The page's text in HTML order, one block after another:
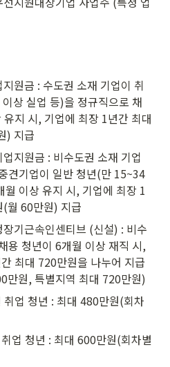
원금 : 수도권 소재 기업이 취
상 실업 등)을 정규직으로 채
지 시, 기업에 최장 1년간 최대
) 지급
지원금 : 비수도권 소재 기업
견기업이 일반 청년(만 15~34
이상 유지 시, 기업에 최장 1
월 60만원) 지급
기근속인센티브 (신설) : 비수
용 청년이 6개월 이상 재직 시,
최대 720만원을 나누어 지급
만원, 특별지역 최대 720만원)
취업 청년 : 최대 480만원(회차
업 청년 : 최대 600만원(회차별